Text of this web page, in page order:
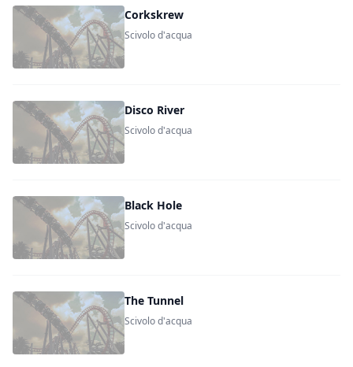
Corkskrew
Scivolo d'acqua
Disco River
Scivolo d'acqua
Black Hole
Scivolo d'acqua
The Tunnel
Scivolo d'acqua